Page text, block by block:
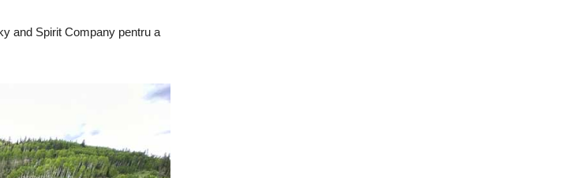
and Spirit Company pentru a